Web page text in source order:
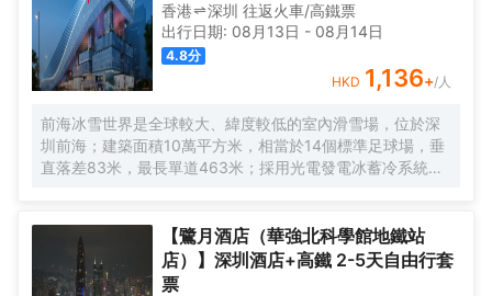
香港 深圳 往返火車/高鐵票
出行日期: 08月13日 - 08月14日
4.8分
HKD 1,136+/人
前海冰雪世界是全球較大、緯度較低的室內滑雪場，位於深
圳前海；建築面積10萬平方米，相當於14個標準足球場，垂
直落差83米，最長單道463米‌；採用光電發電冰蓄冷系統，
【鷺月酒店（華強北科學館地鐵站
店）】深圳酒店+高鐵 2-5天自由行套
票